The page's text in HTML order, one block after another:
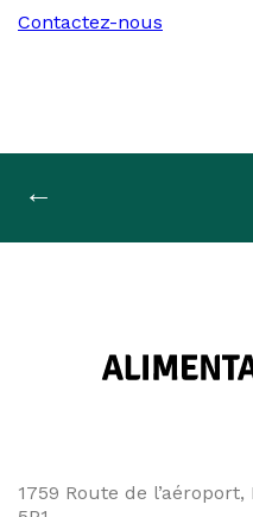
Contactez-nous
Navigation
←
1759 Route de l’aéroport,